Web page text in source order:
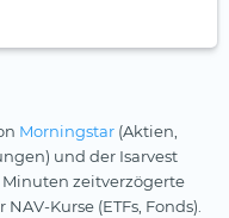
Morningstar (Aktien,
und der Isarvest
Minuten zeitverzögerte
Kurse (ETFs, Fonds).